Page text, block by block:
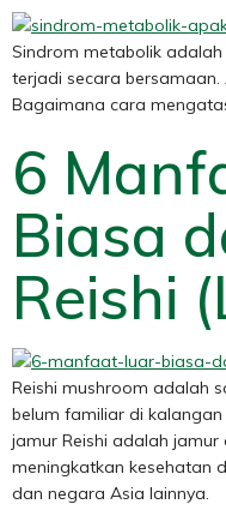
Sindrom metabolik
terjadi secara bersamaan.
Bagaimana cara
6
Biasa
Reishi
Reishi mushroom adalah
belum familiar di
jamur Reishi adalah
meningkatkan kesehatan
dan negara Asia lainnya.